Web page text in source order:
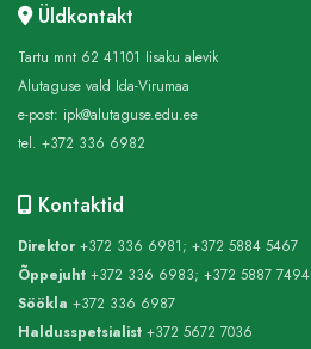
Üldkontakt
Tartu mnt 62 41101 Iisaku alevik
Alutaguse vald Ida-Virumaa
e-post: ipk@alutaguse.edu.ee
tel. +372 336 6982
Kontaktid
Direktor +372 336 6981; +372 5884 5467
Õppejuht +372 336 6983; +372 5887 7494
Söökla +372 336 6987
Haldusspetsialist +372 5672 7036